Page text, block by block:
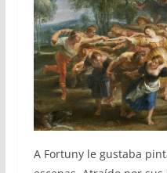
A Fortuny le gustaba